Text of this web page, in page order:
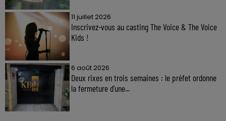
11 juillet 2026
Inscrivez-vous au casting The Voice & The Voice
Kids !
6 août 2026
Deux rixes en trois semaines : le préfet ordonne
la fermeture d'une...